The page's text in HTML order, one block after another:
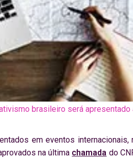
brasileiro será apresentado
em eventos
na última chamada do